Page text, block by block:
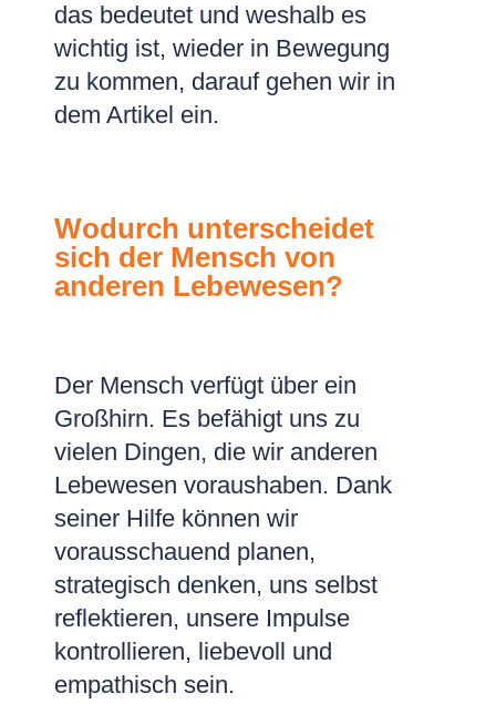
das bedeutet und weshalb es
wichtig ist, wieder in Bewegung
zu kommen, darauf gehen wir in
dem Artikel ein.
Wodurch unterscheidet
sich der Mensch von
anderen Lebewesen?
Der Mensch verfügt über ein
Großhirn. Es befähigt uns zu
vielen Dingen, die wir anderen
Lebewesen voraushaben. Dank
seiner Hilfe können wir
vorausschauend planen,
strategisch denken, uns selbst
reflektieren, unsere Impulse
kontrollieren, liebevoll und
empathisch sein.